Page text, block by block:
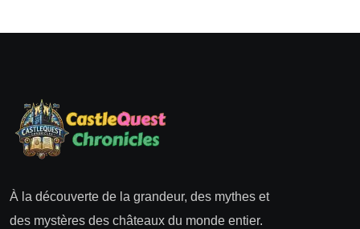
À la découverte de la grandeur, des mythes et
des mystères des châteaux du monde entier.